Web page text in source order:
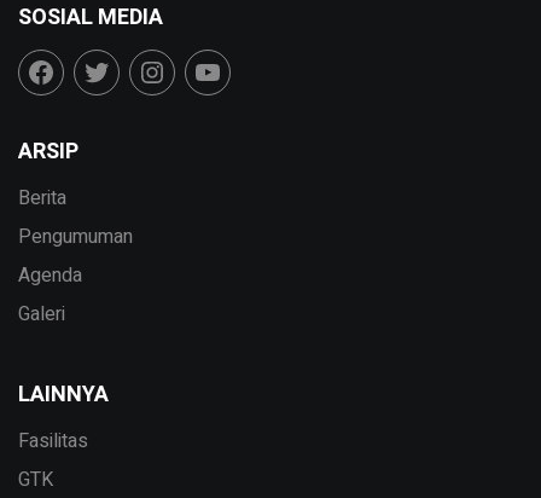
SOSIAL MEDIA
ARSIP
Berita
Pengumuman
Agenda
Galeri
LAINNYA
Fasilitas
GTK